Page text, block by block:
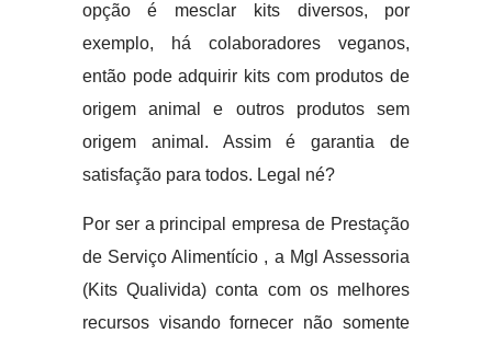
opção é mesclar kits diversos, por
exemplo, há colaboradores veganos,
então pode adquirir kits com produtos de
origem animal e outros produtos sem
origem animal. Assim é garantia de
satisfação para todos. Legal né?
Por ser a principal empresa de Prestação
de Serviço Alimentício , a Mgl Assessoria
(Kits Qualivida) conta com os melhores
recursos visando fornecer não somente